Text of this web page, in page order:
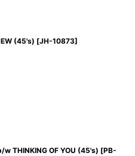
(45's) [JH-10873]
w THINKING OF YOU (45's) [PB-